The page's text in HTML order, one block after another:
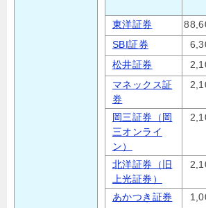
東洋証券
SBI証券
松井証券
マネックス証
券
岡三証券（岡
三オンライ
ン）
北洋証券（旧
上光証券）
あかつき証券